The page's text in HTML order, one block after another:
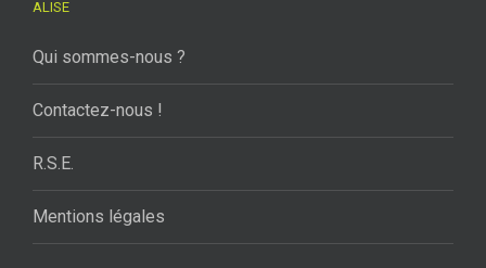
ALISE
Qui sommes-nous ?
Contactez-nous !
R.S.E.
Mentions légales